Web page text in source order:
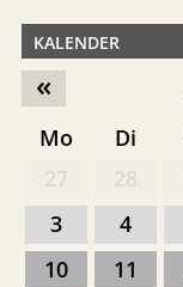
KALENDER
«
Mo Di
3
4
10
11